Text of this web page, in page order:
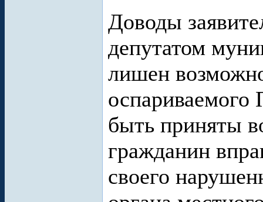
Доводы
депутатом
лишен
оспариваемого
быть приняты
гражданин
своего